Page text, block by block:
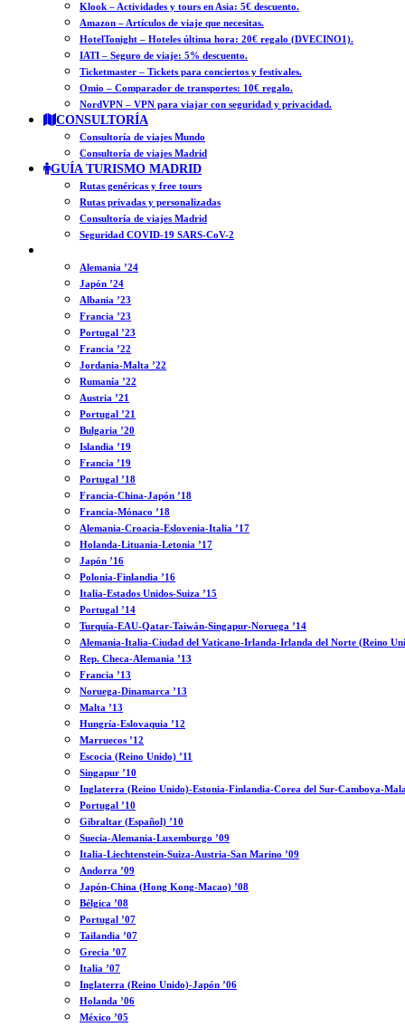
Klook – Actividades y tours en Asia: 5€ descuento.
Amazon – Artículos de viaje que necesitas.
HotelTonight – Hoteles última hora: 20€ regalo (DVECINO1).
IATI – Seguro de viaje: 5% descuento.
Ticketmaster – Tickets para conciertos y festivales.
Omio – Comparador de transportes: 10€ regalo.
NordVPN – VPN para viajar con seguridad y privacidad.
CONSULTORÍA
Consultoría de viajes Mundo
Consultoría de viajes Madrid
GUÍA TURISMO MADRID
Rutas genéricas y free tours
Rutas privadas y personalizadas
Consultoría de viajes Madrid
Seguridad COVID-19 SARS-CoV-2
Alemania ’24
Japón ’24
Albania ’23
Francia ’23
Portugal ’23
Francia ’22
Jordania-Malta ’22
Rumanía ’22
Austria ’21
Portugal ’21
Bulgaria ’20
Islandia ’19
Francia ’19
Portugal ’18
Francia-China-Japón ’18
Francia-Mónaco ’18
Alemania-Croacia-Eslovenia-Italia ’17
Holanda-Lituania-Letonia ’17
Japón ’16
Polonia-Finlandia ’16
Italia-Estados Unidos-Suiza ’15
Portugal ’14
Turquía-EAU-Qatar-Taiwán-Singapur-Noruega ’14
Alemania-Italia-Ciudad del Vaticano-Irlanda-Irlanda del Norte (Reino
Rep. Checa-Alemania ’13
Francia ’13
Noruega-Dinamarca ’13
Malta ’13
Hungría-Eslovaquia ’12
Marruecos ’12
Escocia (Reino Unido) ’11
Singapur ’10
Inglaterra (Reino Unido)-Estonia-Finlandia-Corea del Sur-Camboya-
Portugal ’10
Gibraltar (Español) ’10
Suecia-Alemania-Luxemburgo ’09
Italia-Liechtenstein-Suiza-Austria-San Marino ’09
Andorra ’09
Japón-China (Hong Kong-Macao) ’08
Bélgica ’08
Portugal ’07
Tailandia ’07
Grecia ’07
Italia ’07
Inglaterra (Reino Unido)-Japón ’06
Holanda ’06
México ’05